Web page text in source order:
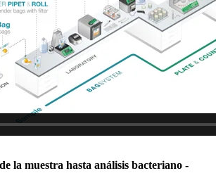
la muestra hasta análisis bacteriano -